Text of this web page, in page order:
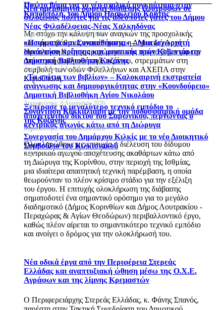
Πρώτο βήμα για το νέο σχολικό συγκρότημα στην
Κηπούπολη, του Δήμου Ηρακλείου Κρήτης
Με στόχο την κάλυψη των αναγκών της προσχολικής
και πρωτοβάθμιας εκπαίδευσης, η Δημοτική Αρχή
Ηρακλείου Κρήτης προχώρησε στο πρώτο βήμα για την
απόκτηση ακινήτου επτά, περίπου, στρεμμάτων στη
συμβολή των οδών Φιλελλήνων και ΑΧΕΠΑ στην
Κηπούπολη.
Ξεπέρασε το μεγαλύτερο τεχνικό εμπόδιο το
αποχετευτικό δίκτυο του Σαρωνικού, περνώντας ο
κεντρικός αγωγός κάτω από τη Διώρυγα
Ολοκληρώθηκε με επιτυχία η διέλευση του δίδυμου
κεντρικού αγωγού αποχέτευσης ακαθάρτων κάτω από
τη Διώρυγα της Κορίνθου, στην περιοχή της Ισθμίας,
μια ιδιαίτερα απαιτητική τεχνική παρέμβαση, η οποία
θεωρούνταν το πλέον κρίσιμο στάδιο για την εξέλιξη
του έργου. Η επιτυχής ολοκλήρωση της διάβασης
σηματοδοτεί ένα σημαντικό ορόσημο για το μεγάλο
διαδημοτικό (Δήμος Κορινθίων και Δήμος Λουτρακίου -
Περαχώρας & Αγίων Θεοδώρων) περιβαλλοντικό έργο,
καθώς πλέον αίρεται το σημαντικότερο τεχνικό εμπόδιο
και ανοίγει ο δρόμος για την ολοκλήρωσή του.
Νέα οδικά έργα από την Περιφέρεια Στερεάς
Ελλάδας και αναπτυξιακή ώθηση μέσω της Ο.Χ.Ε.
Αγράφων και της λίμνης Κρεμαστών
Ο Περιφερειάρχης Στερεάς Ελλάδας, κ. Φάνης Σπανός,
Νέα ημερομηνία δωρεάν διάθεσης ζωοτροφών σε
φιλόζωους πολίτες για τις αδέσποτες γάτες του Δήμου
Νέας Φιλαδέλφειας-Νέας Χαλκηδόνας
Δημοσιεύτηκε: 6 Αυγούστου 2026
«Ποιήματα και Συναισθήματα» – Μια ξεχωριστή
συνάντηση ποίησης και μουσικής στην Κοβεντάρειο
Δημοτική Βιβλιοθήκη Κοζάνης
Δημοσιεύτηκε: 6 Αυγούστου 2026
«Τα σπίτια των βιβλίων» – Καλοκαιρινή εκστρατεία
ανάγνωσης και δημιουργικότητας στην «Κουνδούρειο»
Δημοτική Βιβλιοθήκη Αγίου Νικολάου
Δημοσιεύτηκε: 6 Αυγούστου 2026
Συνάντηση Κοκκαλιάρη με την ποδοσφαιρική ομάδα
της Κοζάνης
Δημοσιεύτηκε: 6 Αυγούστου 2026
Συνεργασία του Δημάρχου Κιλκίς με το νέο Διοικητικό
Συμβούλιο του Κιλκισιακού
Δημοσιεύτηκε: 6 Αυγούστου 2026